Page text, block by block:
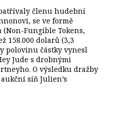
členu hudební
se ve formě
Fungible Tokens,
158.000 dolarů (3,3
polovinu částky vynesl
Jude s drobnými
O výsledku dražby
síň Julien’s